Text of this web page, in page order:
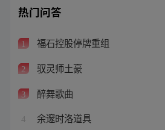
热门问答
1 福石控股停牌重组
2 驭灵师土豪
3 醉舞歌曲
4 余邃时洛道具